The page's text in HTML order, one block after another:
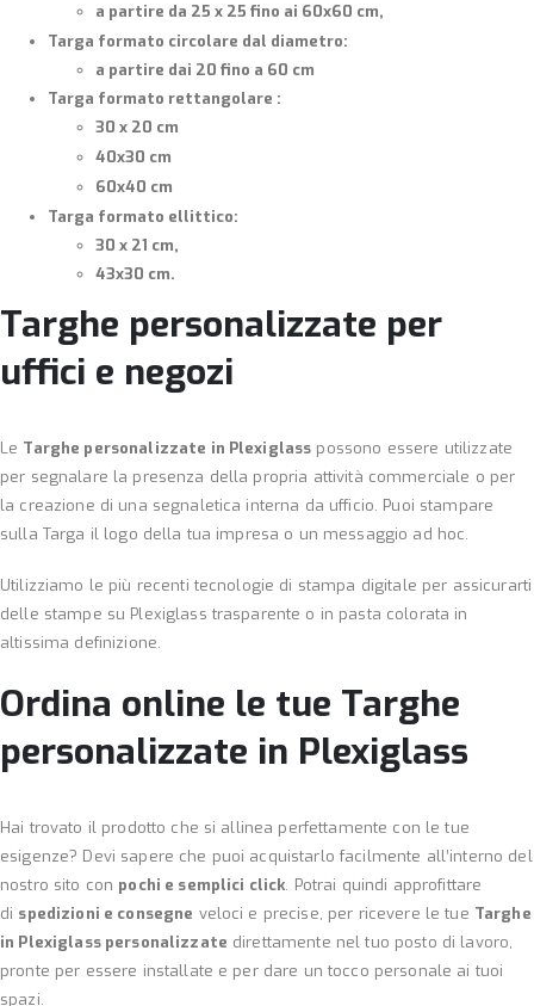
a partire da 25 x 25 fino ai 60x60 cm,
Targa formato circolare dal diametro:
a partire dai 20 fino a 60 cm
Targa formato rettangolare :
30 x 20 cm
40x30 cm
60x40 cm
Targa formato ellittico:
30 x 21 cm,
43x30 cm.
Targhe personalizzate per
uffici e negozi
Le Targhe personalizzate in Plexiglass possono essere utilizzate
per segnalare la presenza della propria attività commerciale o per
la creazione di una segnaletica interna da ufficio. Puoi stampare
sulla Targa il logo della tua impresa o un messaggio ad hoc.
Utilizziamo le più recenti tecnologie di stampa digitale per assicurarti
delle stampe su Plexiglass trasparente o in pasta colorata in
altissima definizione.
Ordina online le tue Targhe
personalizzate in Plexiglass
Hai trovato il prodotto che si allinea perfettamente con le tue
esigenze? Devi sapere che puoi acquistarlo facilmente all’interno del
nostro sito con pochi e semplici click. Potrai quindi approfittare
di spedizioni e consegne veloci e precise, per ricevere le tue Targhe
in Plexiglass personalizzate direttamente nel tuo posto di lavoro,
pronte per essere installate e per dare un tocco personale ai tuoi
spazi.